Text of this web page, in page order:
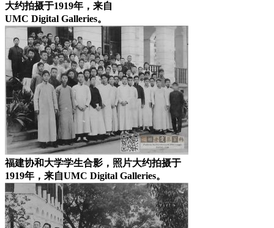
大约拍摄于1919年，来自
UMC Digital Galleries。
福建协和大学学生合影，照片大约拍摄于
1919年，来自UMC Digital Galleries。